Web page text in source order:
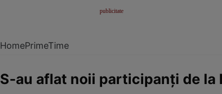
HomePrimeTime
S-au aflat noii participanți de la